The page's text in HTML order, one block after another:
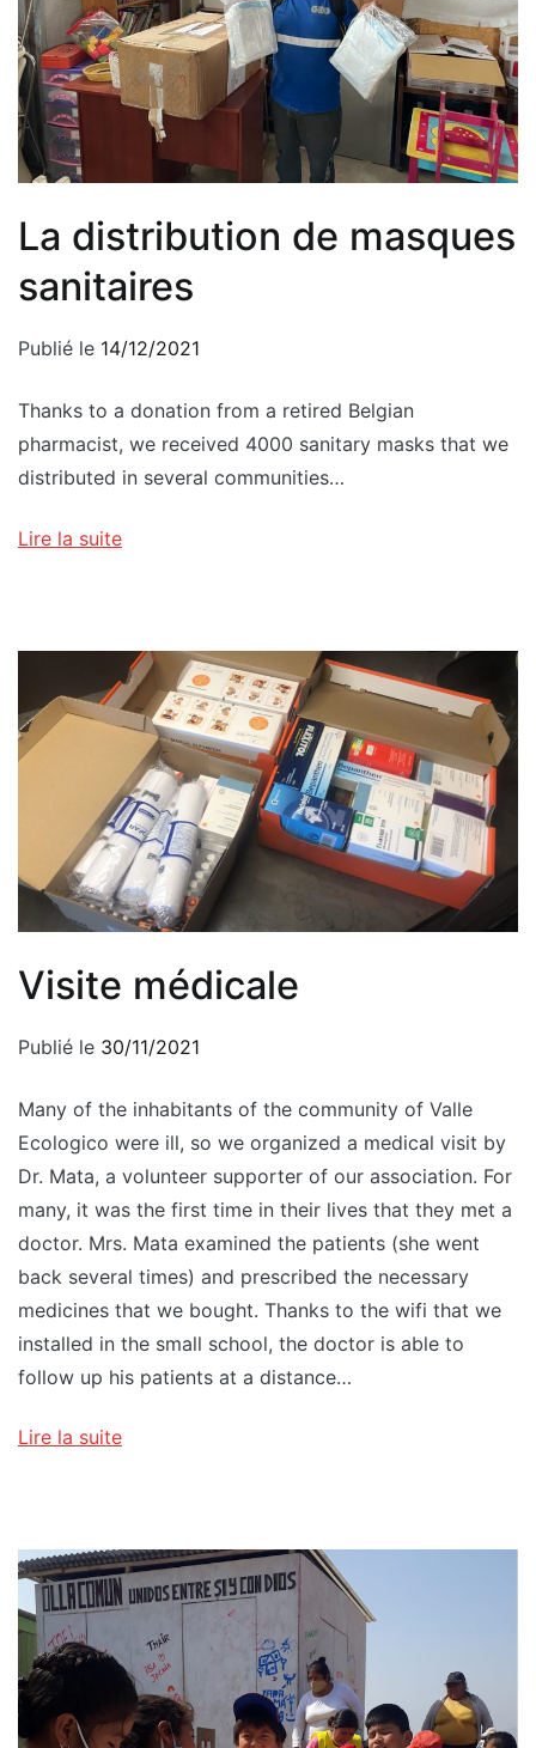
La distribution de masques
sanitaires
Publié le 14/12/2021
Thanks to a donation from a retired Belgian
pharmacist, we received 4000 sanitary masks that we
distributed in several communities…
Lire la suite
Visite médicale
Publié le 30/11/2021
Many of the inhabitants of the community of Valle
Ecologico were ill, so we organized a medical visit by
Dr. Mata, a volunteer supporter of our association. For
many, it was the first time in their lives that they met a
doctor. Mrs. Mata examined the patients (she went
back several times) and prescribed the necessary
medicines that we bought. Thanks to the wifi that we
installed in the small school, the doctor is able to
follow up his patients at a distance…
Lire la suite